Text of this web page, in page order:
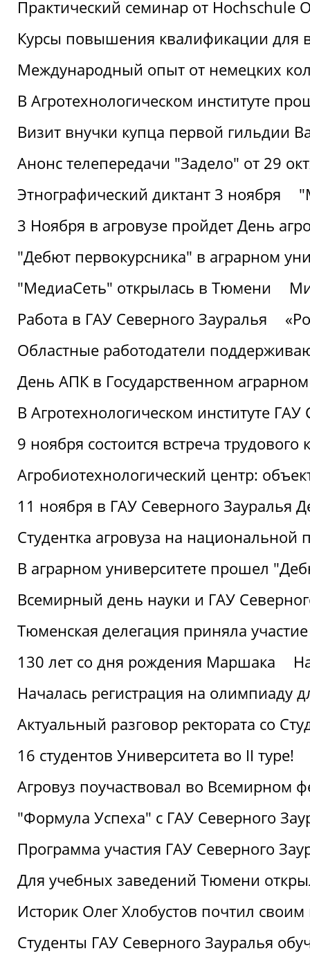
Практический семинар от Hochschule
Курсы повышения квалификации для
Международный опыт от немецких
В Агротехнологическом институте
Визит внучки купца первой гильдии
Анонс телепередачи "Задело" от 29
Этнографический диктант 3 ноября
3 Ноября в агровузе пройдет День
"Дебют первокурсника" в аграрном
"МедиаСеть" открылась в Тюмени
Работа в ГАУ Северного Зауралья
Областные работодатели
День АПК в Государственном
В Агротехнологическом институте
9 ноября состоится встреча трудового
Агробиотехнологический центр:
11 ноября в ГАУ Северного Зауралья
Студентка агровуза на национальной
В аграрном университете прошел
Всемирный день науки и ГАУ
Тюменская делегация приняла
130 лет со дня рождения Маршака
Началась регистрация на олимпиаду
Актуальный разговор ректората со
16 студентов Университета во II туре!
Агровуз поучаствовал во Всемирном
"Формула Успеха" с ГАУ Северного
Программа участия ГАУ Северного
Для учебных заведений Тюмени
Историк Олег Хлобустов почтил
Студенты ГАУ Северного Зауралья